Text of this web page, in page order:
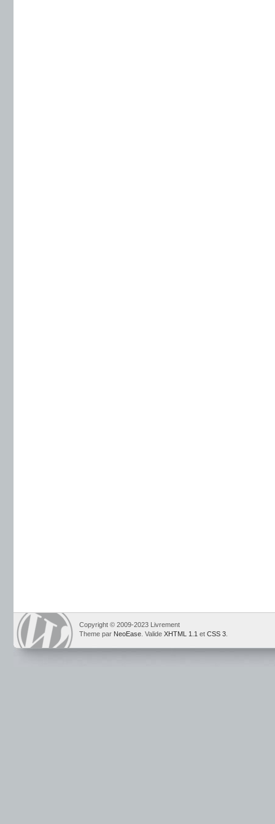
Copyright © 2009-2023 Livrement
Theme par NeoEase . Valide XHTML 1.1 et CSS 3